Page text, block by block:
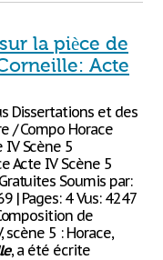
la pièce de
Acte
Dissertations et des
/ Compo Horace
IV Scène 5
Acte IV Scène 5
Soumis par:
| Pages: 4 Vus: 4247
de
scène 5 : Horace,
, a été écrite